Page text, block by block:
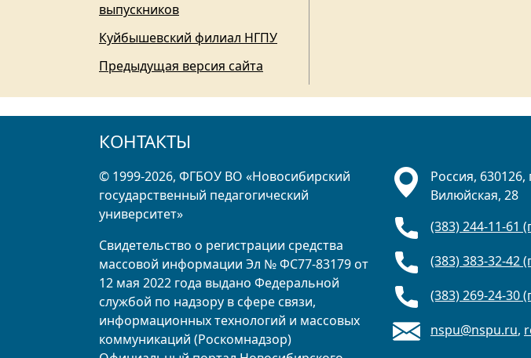
выпускников
Куйбышевский филиал НГПУ
Предыдущая версия сайта
КОНТАКТЫ
© 1999-2026, ФГБОУ ВО «Новосибирский
государственный педагогический
университет»
Свидетельство о регистрации средства
массовой информации Эл № ФС77-83179 от
12 мая 2022 года выдано Федеральной
службой по надзору в сфере связи,
информационных технологий и массовых
коммуникаций (Роскомнадзор)
Россия, 630126,
Вилюйская, 28
(383) 244-11-61
(383) 383-32-42
(383) 269-24-30
nspu@nspu.ru,